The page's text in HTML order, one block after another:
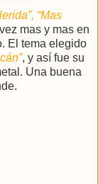
“Mas
mas y mas en
El tema elegido
, y así fue su
Una buena